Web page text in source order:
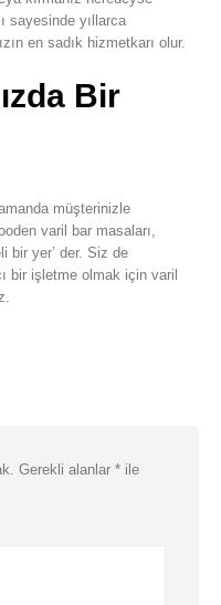
sayesinde yıllarca
en sadık hizmetkarı olur.
Bir
müşterinizle
varil bar masaları,
bir yer’ der. Siz de
bir işletme olmak için varil
Gerekli alanlar * ile